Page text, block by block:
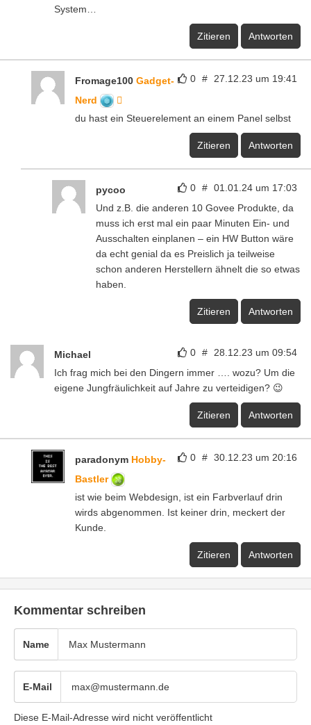
System…
Zitieren Antworten
0 # 27.12.23 um 19:41
Fromage100 Gadget-
Nerd
du hast ein Steuerelement an einem Panel selbst
Zitieren Antworten
0 # 01.01.24 um 17:03
pycoo
Und z.B. die anderen 10 Govee Produkte, da
muss ich erst mal ein paar Minuten Ein- und
Ausschalten einplanen – ein HW Button wäre
da echt genial da es Preislich ja teilweise
schon anderen Herstellern ähnelt die so etwas
haben.
Zitieren Antworten
0 # 28.12.23 um 09:54
Michael
Ich frag mich bei den Dingern immer …. wozu? Um die
eigene Jungfräulichkeit auf Jahre zu verteidigen? 😉
Zitieren Antworten
0 # 30.12.23 um 20:16
paradonym Hobby-
Bastler
ist wie beim Webdesign, ist ein Farbverlauf drin
wirds abgenommen. Ist keiner drin, meckert der
Kunde.
Zitieren Antworten
Kommentar schreiben
Name
E-Mail
Diese E-Mail-Adresse wird nicht veröffentlicht